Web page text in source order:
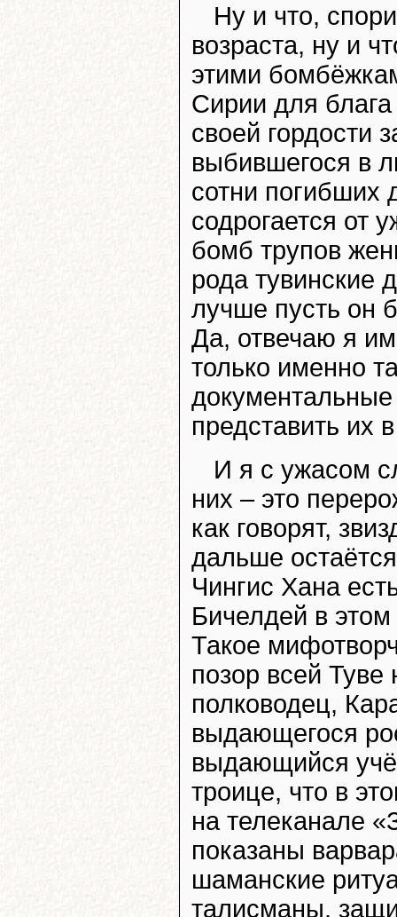
Ну и что,
возраста, ну и
этими
Сирии для
своей гордости
выбившегося в
сотни погибших
содрогается от
бомб трупов
рода тувинские
лучше пусть он
Да, отвечаю я
только именно
документальные
представить их
И я с ужасом
них – это
как говорят,
дальше
Чингис Хана
Бичелдей в этом
Такое
позор всей
полководец,
выдающегося
выдающийся
троице, что в
на телеканале
показаны
шаманские
талисманы,